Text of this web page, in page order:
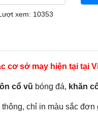
xem: 10353
cơ sở may hiện tại tại
cổ vũ bóng đá, khăn
chỉ in màu sắc